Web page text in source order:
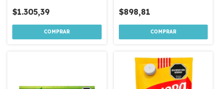
$1.305,39 $898,81